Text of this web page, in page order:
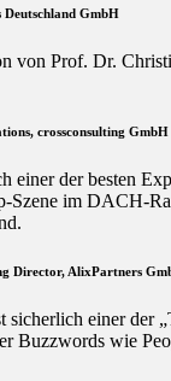
GmbH
von Prof. Dr.
crossconsulting GmbH
einer der besten
Szene im DACH-
Director, AlixPartners
einer der
Buzzwords wie